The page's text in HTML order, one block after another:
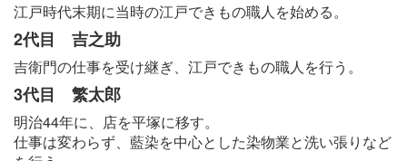
江戸時代末期に当時の江戸できもの職人を始める。
2代目 吉之助
吉衛門の仕事を受け継ぎ、江戸できもの職人を行う。
3代目 繁太郎
明治44年に、店を平塚に移す。
仕事は変わらず、藍染を中心とした染物業と洗い張りなど